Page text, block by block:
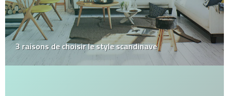
3 raisons de choisir le style scandinave